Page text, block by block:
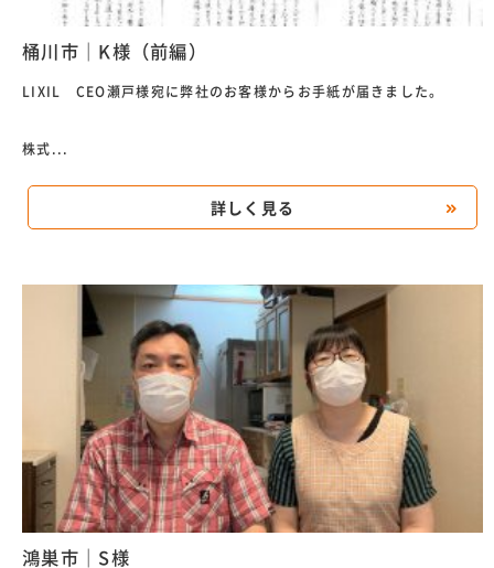
桶川市｜K様（前編）
LIXIL CEO瀬戸様宛に弊社のお客様からお手紙が届きました。
株式...
詳しく見る
鴻巣市｜S様